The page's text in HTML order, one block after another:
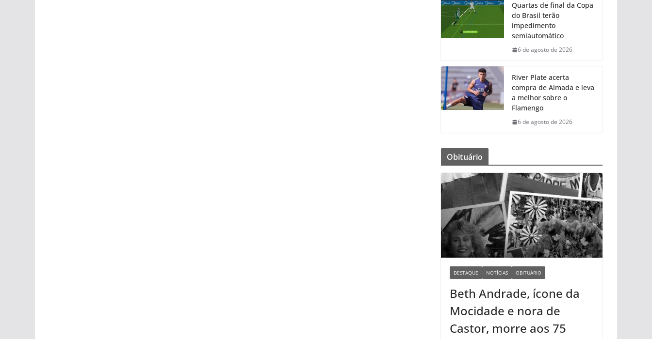
Quartas de final da Copa
do Brasil terão
impedimento
semiautomático
6 de agosto de 2026
River Plate acerta
compra de Almada e leva
a melhor sobre o
Flamengo
6 de agosto de 2026
Obituário
DESTAQUE NOTÍCIAS OBITUÁRIO
Beth Andrade, ícone da
Mocidade e nora de
Castor, morre aos 75